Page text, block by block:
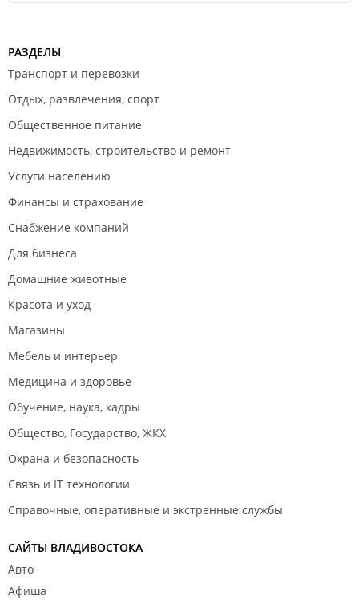
РАЗДЕЛЫ
Транспорт и перевозки
Отдых, развлечения, спорт
Общественное питание
Недвижимость, строительство и ремонт
Услуги населению
Финансы и страхование
Снабжение компаний
Для бизнеса
Домашние животные
Красота и уход
Магазины
Мебель и интерьер
Медицина и здоровье
Обучение, наука, кадры
Общество, Государство, ЖКХ
Охрана и безопасность
Связь и IT технологии
Справочные, оперативные и экстренные службы
САЙТЫ ВЛАДИВОСТОКА
Авто
Афиша